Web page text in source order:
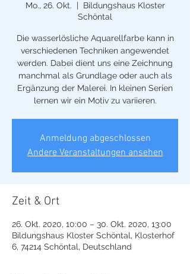
Mo., 26. Okt.
  |
Bildungshaus Kloster
Schöntal
Die wasserlösliche Aquarellfarbe kann in
verschiedenen Techniken angewendet
werden. Dabei dient uns eine Zeichnung
manchmal als Grundlage oder auch als
Ergänzung der Malerei. In kleinen Serien
lernen wir ein Motiv zu variieren.
Anmeldung abgeschlossen
Andere Veranstaltungen ansehen
Zeit & Ort
26. Okt. 2020, 10:00 – 30. Okt. 2020, 13:00
Bildungshaus Kloster Schöntal, Klosterhof
6, 74214 Schöntal, Deutschland